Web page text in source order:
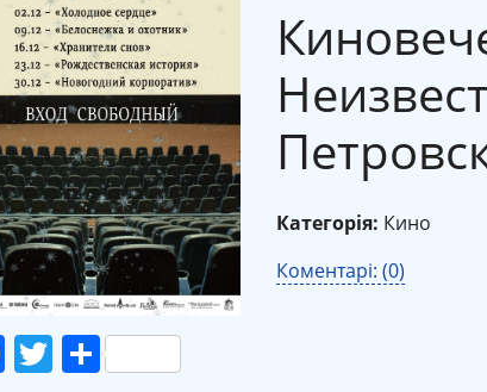
Facebook
Twitter
Поділитися
Категорія: Кино
Коментарі: (0)